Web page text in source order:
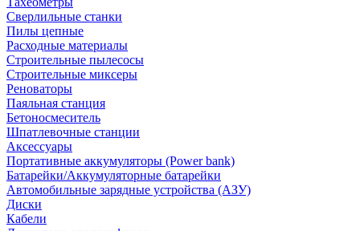
Сверлильные станки
Пилы цепные
Расходные материалы
Строительные пылесосы
Строительные миксеры
Реноваторы
Паяльная станция
Бетоносмеситель
Шпатлевочные станции
Аксессуары
Портативные аккумуляторы (Power bank)
Батарейки/Аккумуляторные батарейки
Автомобильные зарядные устройства (АЗУ)
Диски
Кабели